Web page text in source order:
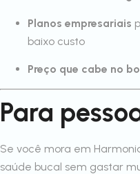
Planos empresariais
baixo custo
Preço que cabe no
Para
Se você mora em
saúde bucal sem gastar